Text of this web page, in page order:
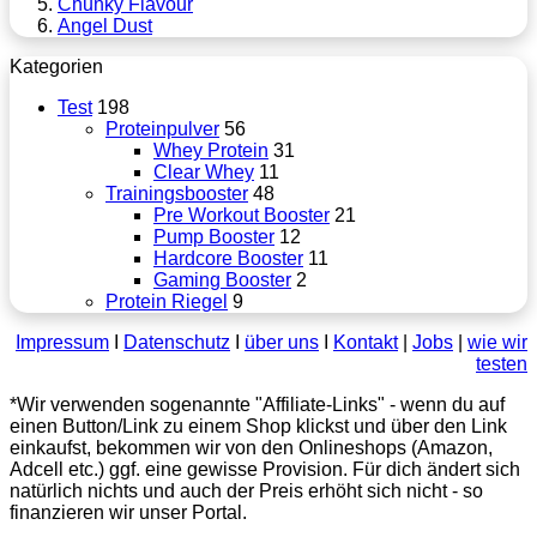
Chunky Flavour
Angel Dust
Kategorien
Test 198
Proteinpulver 56
Whey Protein 31
Clear Whey 11
Trainingsbooster 48
Pre Workout Booster 21
Pump Booster 12
Hardcore Booster 11
Gaming Booster 2
Protein Riegel 9
Impressum
Datenschutz über uns Kontakt| Jobs
wie wir
testen
*Wir verwenden sogenannte "Affiliate-Links" - wenn du auf
einen Button/Link zu einem Shop klickst und über den Link
einkaufst, bekommen wir von den Onlineshops (Amazon,
Adcell etc.) ggf. eine gewisse Provision. Für dich ändert sich
natürlich nichts und auch der Preis erhöht sich nicht - so
finanzieren wir unser Portal.